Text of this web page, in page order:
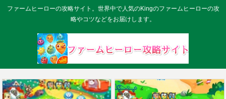
ファームヒーローの攻略サイト。世界中で人気のKingのファームヒーローの攻
略やコツなどをお届けします。